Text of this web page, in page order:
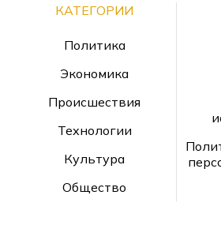
КАТЕГОРИИ
Политика
Экономика
Происшествия
Технологии
Культура
Общество